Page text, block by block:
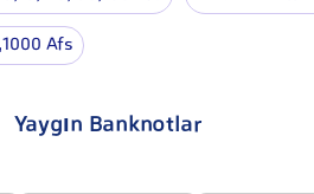
Afs
Yaygın Banknotlar